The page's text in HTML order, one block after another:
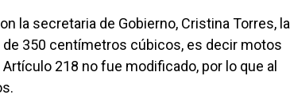
la secretaria de Gobierno, Cristina Torres, la
350 centímetros cúbicos, es decir motos
218 no fue modificado, por lo que al